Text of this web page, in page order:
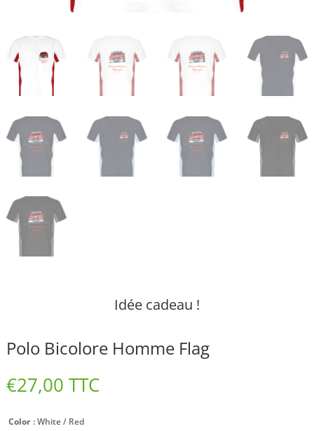
Idée cadeau !
Polo Bicolore Homme Flag
€27,00 TTC
Color : White / Red